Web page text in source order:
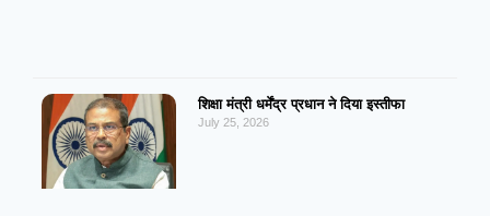
शिक्षा मंत्री धर्मेंद्र प्रधान ने दिया इस्तीफा
July 25, 2026